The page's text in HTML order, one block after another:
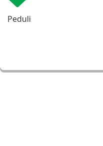
Peduli